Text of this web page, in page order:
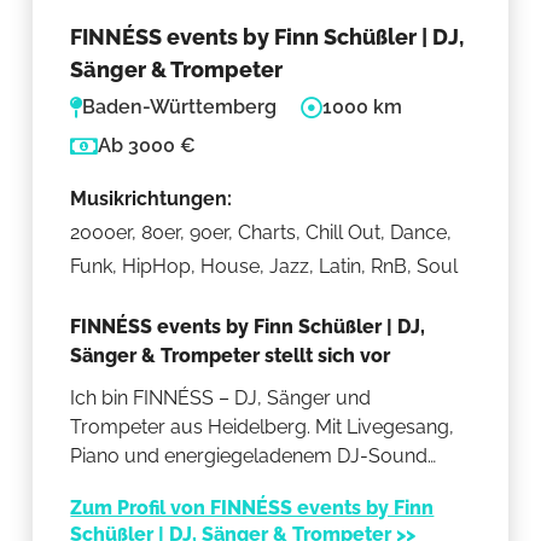
FINNÉSS events by Finn Schüßler | DJ,
Sänger & Trompeter
Baden-Württemberg
1000 km
Ab 3000 €
Musikrichtungen:
2000er, 80er, 90er, Charts, Chill Out, Dance,
Funk, HipHop, House, Jazz, Latin, RnB, Soul
FINNÉSS events by Finn Schüßler | DJ,
Sänger & Trompeter stellt sich vor
Ich bin FINNÉSS – DJ, Sänger und
Trompeter aus Heidelberg. Mit Livegesang,
Piano und energiegeladenem DJ-Sound
von der Trauung bis zur letzten Tanzrunde.
Zum Profil von FINNÉSS events by Finn
Schüßler | DJ, Sänger & Trompeter >>